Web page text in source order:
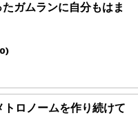
ガムランに自分もはま
トロノームを作り続けて